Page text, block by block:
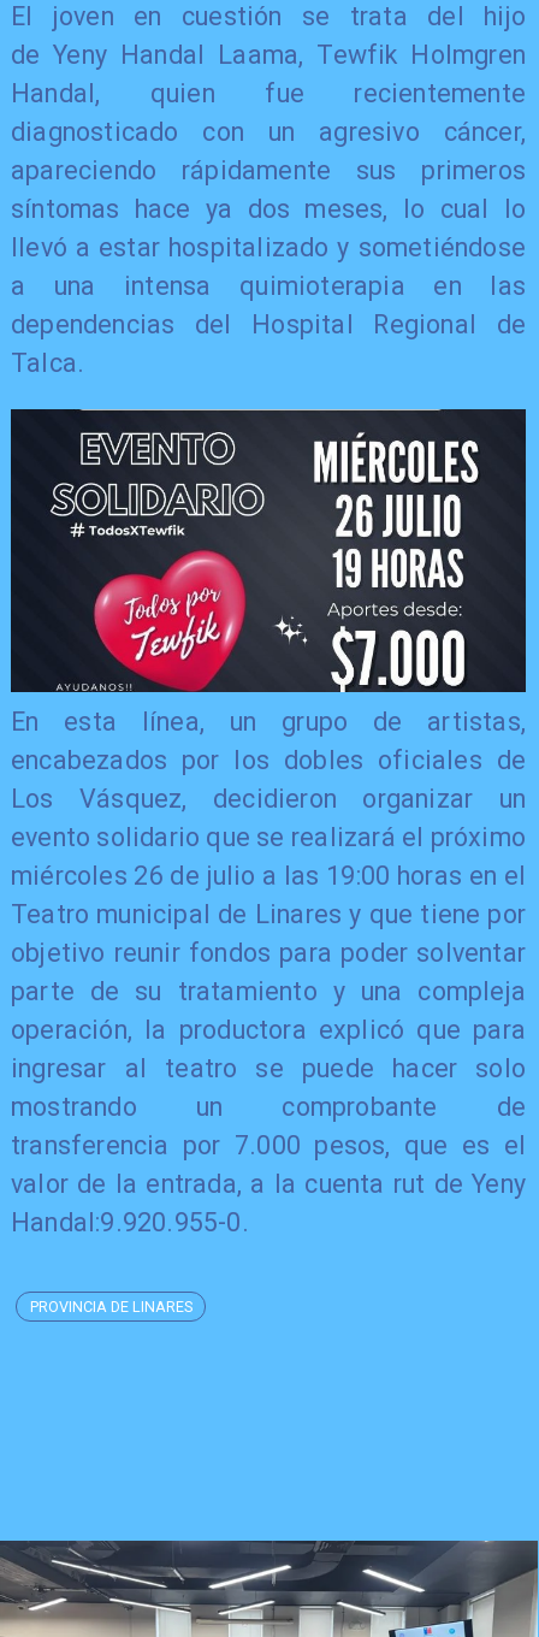
El joven en cuestión se trata del hijo
de Yeny Handal Laama, Tewfik Holmgren
Handal, quien fue recientemente
diagnosticado con un agresivo cáncer,
apareciendo rápidamente sus primeros
síntomas hace ya dos meses, lo cual lo
llevó a estar hospitalizado y sometiéndose
a una intensa quimioterapia en las
dependencias del Hospital Regional de
Talca.
En esta línea, un grupo de artistas,
encabezados por los dobles oficiales de
Los Vásquez, decidieron organizar un
evento solidario que se realizará el próximo
miércoles 26 de julio a las 19:00 horas en el
Teatro municipal de Linares y que tiene por
objetivo reunir fondos para poder solventar
parte de su tratamiento y una compleja
operación, la productora explicó que para
ingresar al teatro se puede hacer solo
mostrando un comprobante de
transferencia por 7.000 pesos, que es el
valor de la entrada, a la cuenta rut de Yeny
Handal:9.920.955-0.
PROVINCIA DE LINARES